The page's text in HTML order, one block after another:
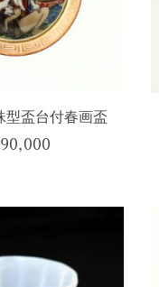
盃台付春画盃